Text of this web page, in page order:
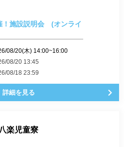
！施設説明会 (オンライ
08/20(木) 14:00~16:00
08/20 13:45
08/18 23:59
詳細を見る
八楽児童寮